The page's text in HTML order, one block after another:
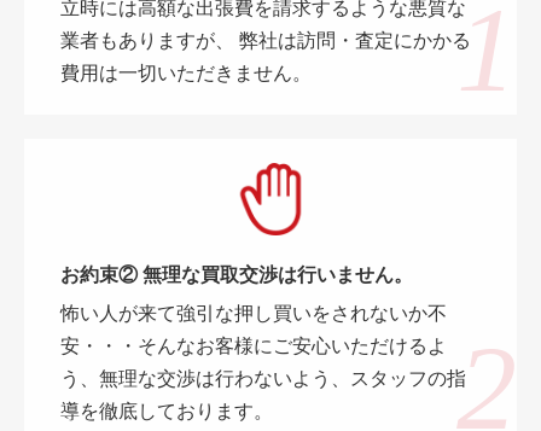
立時には高額な出張費を請求するような悪質な
業者もありますが、 弊社は訪問・査定にかかる
費用は一切いただきません。
お約束② 無理な買取交渉は行いません。
怖い人が来て強引な押し買いをされないか不
安・・・そんなお客様にご安心いただけるよ
う、無理な交渉は行わないよう、スタッフの指
導を徹底しております。